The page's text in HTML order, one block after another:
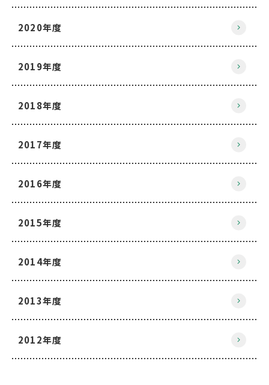
2020年度
2019年度
2018年度
2017年度
2016年度
2015年度
2014年度
2013年度
2012年度